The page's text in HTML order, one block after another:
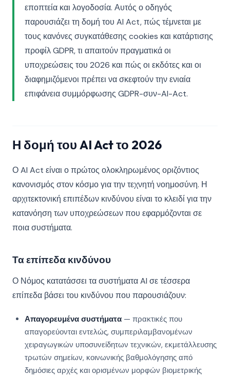
εποπτεία και λογοδοσία. Αυτός ο οδηγός
παρουσιάζει τη δομή του AI Act, πώς τέμνεται με
τους κανόνες συγκατάθεσης cookies και κατάρτισης
προφίλ GDPR, τι απαιτούν πραγματικά οι
υποχρεώσεις του 2026 και πώς οι εκδότες και οι
διαφημιζόμενοι πρέπει να σκεφτούν την ενιαία
επιφάνεια συμμόρφωσης GDPR-συν-AI-Act.
Η δομή του AI Act το 2026
Ο AI Act είναι ο πρώτος ολοκληρωμένος οριζόντιος
κανονισμός στον κόσμο για την τεχνητή νοημοσύνη. Η
αρχιτεκτονική επιπέδων κινδύνου είναι το κλειδί για την
κατανόηση των υποχρεώσεων που εφαρμόζονται σε
ποια συστήματα.
Τα επίπεδα κινδύνου
Ο Νόμος κατατάσσει τα συστήματα AI σε τέσσερα
επίπεδα βάσει του κινδύνου που παρουσιάζουν:
Απαγορευμένα συστήματα — πρακτικές που
απαγορεύονται εντελώς, συμπεριλαμβανομένων
χειραγωγικών υποσυνείδητων τεχνικών, εκμετάλλευσης
τρωτών σημείων, κοινωνικής βαθμολόγησης από
δημόσιες αρχές και ορισμένων μορφών βιομετρικής